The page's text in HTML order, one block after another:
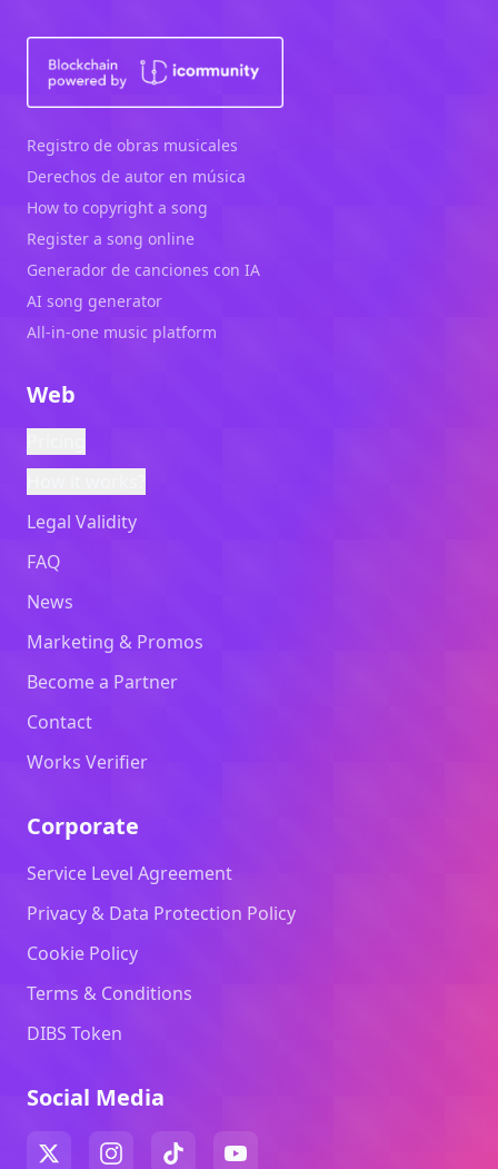
Registro de obras musicales
Derechos de autor en música
How to copyright a song
Register a song online
Generador de canciones con IA
AI song generator
All-in-one music platform
Web
Legal Validity
FAQ
News
Marketing & Promos
Become a Partner
Contact
Works Verifier
Corporate
Service Level Agreement
Privacy & Data Protection Policy
Cookie Policy
Terms & Conditions
DIBS Token
Social Media